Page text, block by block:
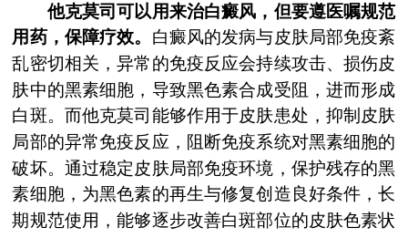
他克莫司可以用来治白癜风，但要遵医嘱规范
用药，保障疗效。 白癜风的发病与皮肤局部免疫紊
乱密切相关，异常的免疫反应会持续攻击、损伤皮
肤中的黑素细胞，导致黑色素合成受阻，进而形成
白斑。而他克莫司能够作用于皮肤患处，抑制皮肤
局部的异常免疫反应，阻断免疫系统对黑素细胞的
破坏。通过稳定皮肤局部免疫环境，保护残存的黑
素细胞，为黑色素的再生与修复创造良好条件，长
期规范使用，能够逐步改善白斑部位的皮肤色素状